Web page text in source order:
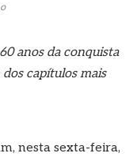
anos da conquista
capítulos mais
nesta sexta-feira,